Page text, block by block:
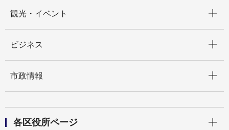
観光・イベント
ビジネス
市政情報
各区役所ページ